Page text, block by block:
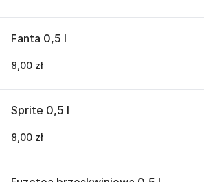
Fanta 0,5 l
8,00 zł
Sprite 0,5 l
8,00 zł